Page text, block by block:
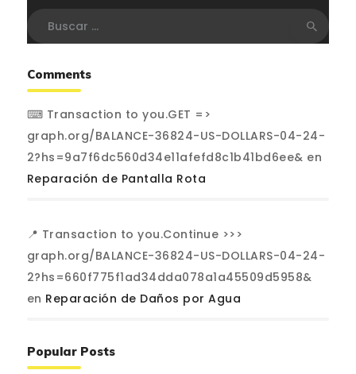
Comments
⌨ Transaction to you.GET =>
graph.org/BALANCE-36824-US-DOLLARS-04-24-
2?hs=9a7f6dc560d34e11afefd8c1b41bd6ee& en
Reparación de Pantalla Rota
📍 Transaction to you.Continue >>>
graph.org/BALANCE-36824-US-DOLLARS-04-24-
2?hs=660f775f1ad34dda078a1a45509d5958&
en Reparación de Daños por Agua
Popular Posts